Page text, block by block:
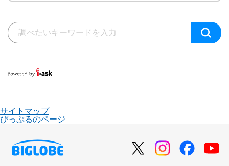
サイトマップ
びっぷるのページ